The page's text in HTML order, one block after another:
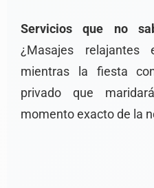
Servicios que no
¿Masajes relajantes
mientras la fiesta
privado que
momento exacto de la